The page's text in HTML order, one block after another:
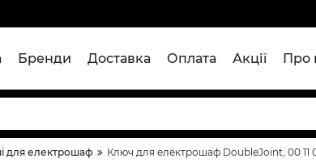
Бренди Доставка Оплата Акції Про
для електрошаф Ключ для електрошаф DoubleJoint, 00 11